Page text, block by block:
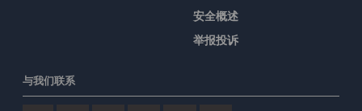
安全概述
举报投诉
与我们联系